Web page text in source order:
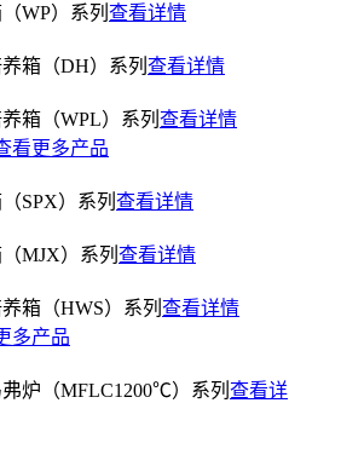
WP）系列 查看详情
箱（DH）系列 查看详情
箱（WPL）系列 查看详情
看更多产品
SPX）系列 查看详情
MJX）系列 查看详情
箱（HWS）系列 查看详情
多产品
炉（MFLC1200℃）系列 查看详